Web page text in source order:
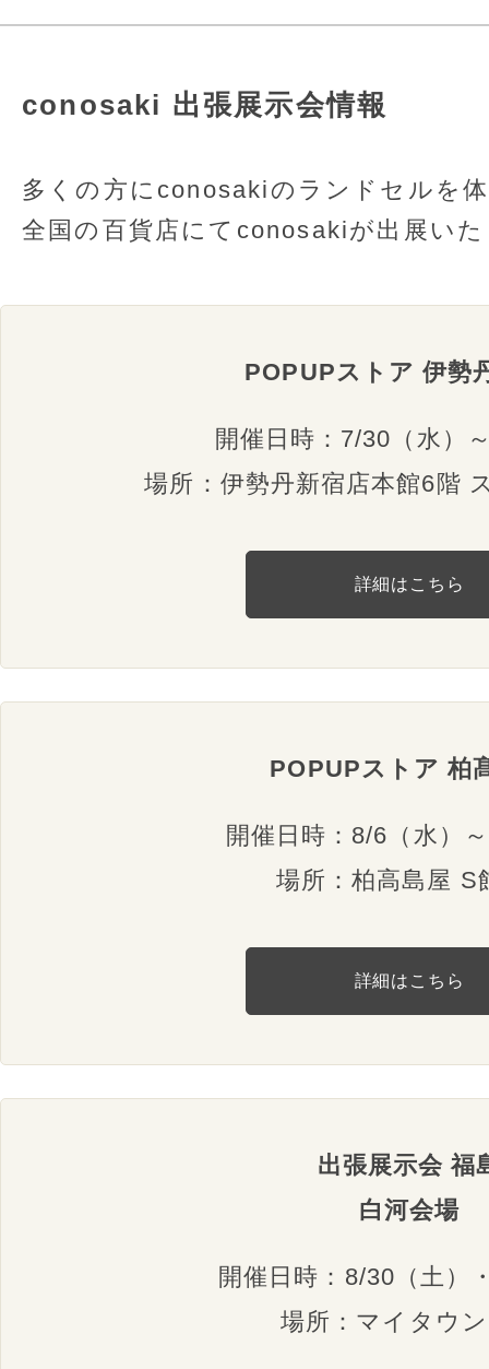
conosaki 出張展示会情報
多くの方にconosakiのランドセルを
全国の百貨店にてconosakiが出展い
POPUPストア 伊勢
開催日時：7/30（水）
場所：伊勢丹新宿店本館6階
詳細はこちら
POPUPストア 柏
開催日時：8/6（水）
場所：柏高島屋 S
詳細はこちら
出張展示会 福
白河会場
開催日時：8/30（土）
場所：マイタウ